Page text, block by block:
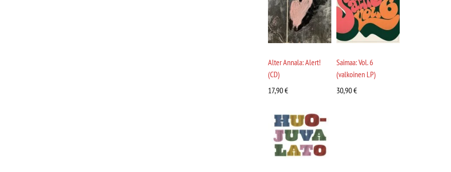
Alter Annala: Alert!
(CD)
17,90€
Saimaa: Vol. 6
(valkoinen LP)
30,90€